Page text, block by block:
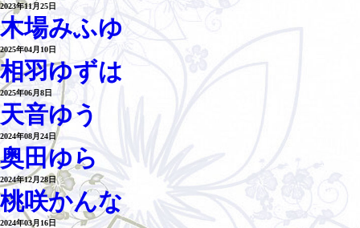
2023年11月25日
木場みふゆ
2025年04月10日
相羽ゆずは
2025年06月8日
天音ゆう
2024年08月24日
奥田ゆら
2024年12月28日
桃咲かんな
2024年03月16日